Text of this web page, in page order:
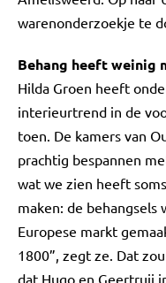
warenonderzoekje te
Behang heeft weinig
Hilda Groen heeft
interieurtrend in de
toen. De kamers van
prachtig bespannen
wat we zien heeft
maken: de behangsels
Europese markt
1800”, zegt ze. Dat
dat Hugo en Geertruij